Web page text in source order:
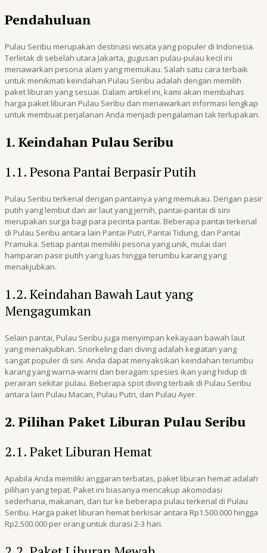
Pendahuluan
Pulau Seribu merupakan destinasi wisata yang populer di Indonesia.
Terletak di sebelah utara Jakarta, gugusan pulau-pulau kecil ini
menawarkan pesona alam yang memukau. Salah satu cara terbaik
untuk menikmati keindahan Pulau Seribu adalah dengan memilih
paket liburan yang sesuai. Dalam artikel ini, kami akan membahas
harga paket liburan Pulau Seribu dan menawarkan informasi lengkap
untuk membuat perjalanan Anda menjadi pengalaman tak terlupakan.
1. Keindahan Pulau Seribu
1.1. Pesona Pantai Berpasir Putih
Pulau Seribu terkenal dengan pantainya yang memukau. Dengan pasir
putih yang lembut dan air laut yang jernih, pantai-pantai di sini
merupakan surga bagi para pecinta pantai. Beberapa pantai terkenal
di Pulau Seribu antara lain Pantai Putri, Pantai Tidung, dan Pantai
Pramuka. Setiap pantai memiliki pesona yang unik, mulai dari
hamparan pasir putih yang luas hingga terumbu karang yang
menakjubkan.
1.2. Keindahan Bawah Laut yang
Mengagumkan
Selain pantai, Pulau Seribu juga menyimpan kekayaan bawah laut
yang menakjubkan. Snorkeling dan diving adalah kegiatan yang
sangat populer di sini. Anda dapat menyaksikan keindahan terumbu
karang yang warna-warni dan beragam spesies ikan yang hidup di
perairan sekitar pulau. Beberapa spot diving terbaik di Pulau Seribu
antara lain Pulau Macan, Pulau Putri, dan Pulau Ayer.
2. Pilihan Paket Liburan Pulau Seribu
2.1. Paket Liburan Hemat
Apabila Anda memiliki anggaran terbatas, paket liburan hemat adalah
pilihan yang tepat. Paket ini biasanya mencakup akomodasi
sederhana, makanan, dan tur ke beberapa pulau terkenal di Pulau
Seribu. Harga paket liburan hemat berkisar antara Rp1.500.000 hingga
Rp2.500.000 per orang untuk durasi 2-3 hari.